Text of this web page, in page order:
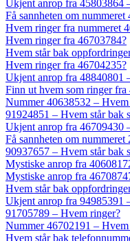
Ukjent anrop fra 45803864
Få sannheten om
Hvem ringer fra nummeret
Hvem ringer fra 46703784?
Hvem står bak
Hvem ringer fra 46704235?
Ukjent anrop fra 48840801
Finn ut hvem som ringer fra
Nummer 40638532 – Hvem
91924851 – Hvem står bak
Ukjent anrop fra 46709430
Få sannheten om
90937657 – Hvem står bak
Mystiske anrop fra
Mystiske anrop fra
Hvem står bak
Ukjent anrop fra 94985391
91705789 – Hvem ringer?
Nummer 46702191 – Hvem
Hvem står bak